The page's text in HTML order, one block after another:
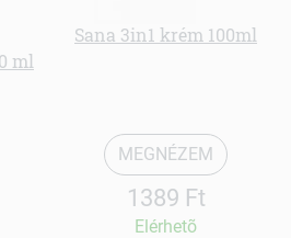
ml
Sana 3in1 krém 100ml
MEGNÉZEM
1389 Ft
Elérhetõ